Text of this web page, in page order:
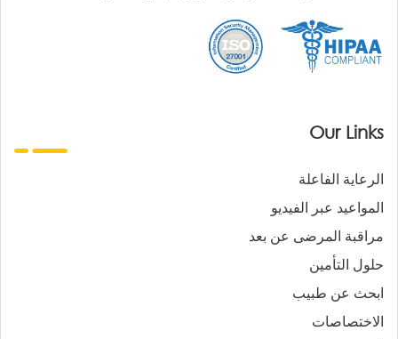
Our Links
الرعاية الفاعلة
المواعيد عبر الفيديو
مراقبة المرضى عن بعد
حلول التأمين
ابحث عن طبيب
الاختصاصات